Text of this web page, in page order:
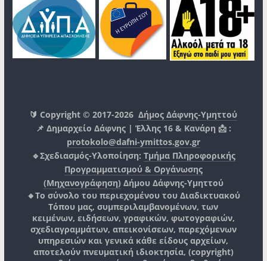
🔰 Copyright © 2017-2026Δήμος Δάφνης-Υμηττού
📌 Δημαρχείο Δάφνης | Έλλης 16 & Κανάρη 📩 :
protokolo@dafni-ymittos.gov.gr
🔹Σχεδιασμός-Υλοποίηση: Τμήμα Πληροφορικής
Προγραμματισμού & Οργάνωσης
(Μηχανογράφηση) Δήμου Δάφνης-Υμηττού
🔸Το σύνολο του περιεχομένου του Διαδικτυακού
Τόπου μας, συμπεριλαμβανομένων, των
κειμένων, ειδήσεων, γραφικών, φωτογραφιών,
σχεδιαγραμμάτων, απεικονίσεων, παρεχόμενων
υπηρεσιών και γενικά κάθε είδους αρχείων,
αποτελούν πνευματική ιδιοκτησία, (copyright)